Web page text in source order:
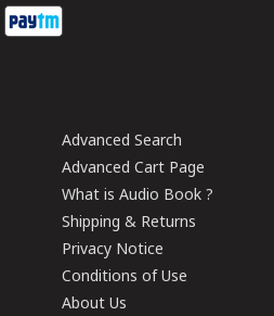
Advanced Search
Advanced Cart Page
What is Audio Book ?
Shipping & Returns
Privacy Notice
Conditions of Use
About Us